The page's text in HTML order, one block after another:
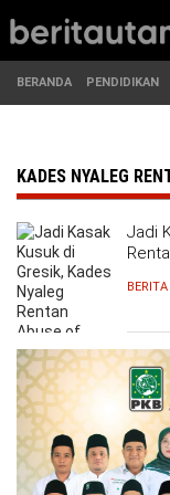
MASUK
BERANDA
PERISTIWA
AGRARIA
DAERAH
PEMERINTAHAN
PENDIDIKAN
HUKUM
EKONOMI
OLAHRAGA
PENDIDIKAN
BERANDA PENDIDIKAN
KADES NYALEG
Jadi
BERITA